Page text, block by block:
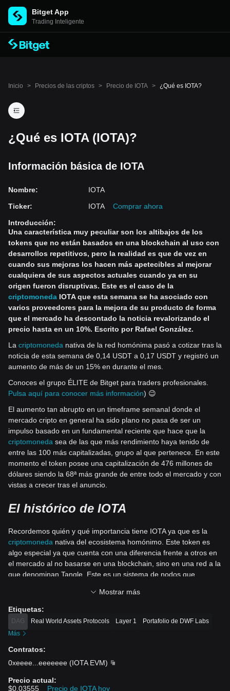
Bitget App
Trading Inteligente
Inicio > Precios de las criptos > Precio de IOTA > ¿Qué es IOTA?
¿Qué es IOTA (IOTA)?
Información básica de IOTA
Nombre:
IOTA
Ticker: IOTA
Comprar ahora
Introducción:
Una característica muy peculiar son los altibajos de los
tokens que no están basados en una blockchain al uso con
desarrollos repetitivos, pero la realidad es que de vez en
cuando sus mejoras los hacen más apetecibles al mejorar
cualquiera de sus aspectos actuales cuando ya en su
origen fueron disruptivas. Este es el caso de la
criptomoneda IOTA que esta semana se ha asociado con
varios proveedores para la mejora de su producto de forma
que el mercado ha descontado la noticia revalorizando el
precio hasta en un 10%. Escrito por Rafael González.
La criptomoneda nativa de la red homónima pasó a cotizar tras la
noticia de esta semana de 0,14 USDT a 0,17 USDT y registró un
aumento de más de un 15% en durante el mes.
Conoces el grupo ÉLITE de Bitget para traders profesionales.
Pulsa aquí para conocer más información) 😉
El aumento tan abrupto en un timeframe semanal donde el
mercado cripto en general ha sido plano no pasa de ser un
impulso basado en un fundamental reciente que hace que la
criptomoneda sea de las que más rendimiento haya tenido de
entre las 100 más capitalizadas, grupo al que pertenece. En este
momento el token posee una capitalización de 476 millones de
dólares siendo la 68ª más grande de entre todo el mercado y con
vistas a crecer tras el anuncio.
El histórico de IOTA
Recordemos quién y qué importancia tiene IOTA ya que es la
criptomoneda nativa del ecosistema homónimo. Este token es
algo especial ya que cuenta con una diferencia frente a otros en
el mercado al no basarse en una blockchain, sino en una red a la
que denominan Tangle. Este es un sistema de nodos que
que sistema algorítmico de
Bitcoin.
Mostrar más
Etiquetas:
DAG Real World Assets Protocols Layer 1
Portafolio de DWF Labs
Más
Contratos:
0xeeee
eeeeeee (IOTA EVM)
Precio actual:
$0.03555
Precio de IOTA hoy